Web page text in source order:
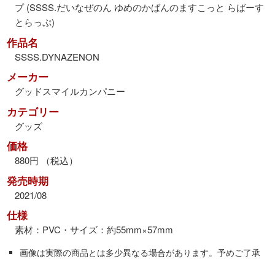
プ (SSSS.だいなぜのん ゆめのかばんのますこっと らばーす
とらっぷ)
作品名
SSSS.DYNAZENON
メーカー
グッドスマイルカンパニー
カテゴリー
グッズ
価格
880円 （税込）
発売時期
2021/08
仕様
素材：PVC・サイズ：約55mm×57mm
画像は実際の商品とは多少異なる場合があります。予めご了承